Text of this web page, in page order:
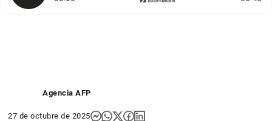
Agencia AFP
27 de octubre de 2025